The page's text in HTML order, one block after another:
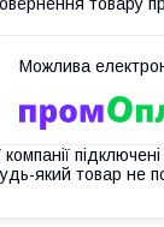
компанії
який товар не